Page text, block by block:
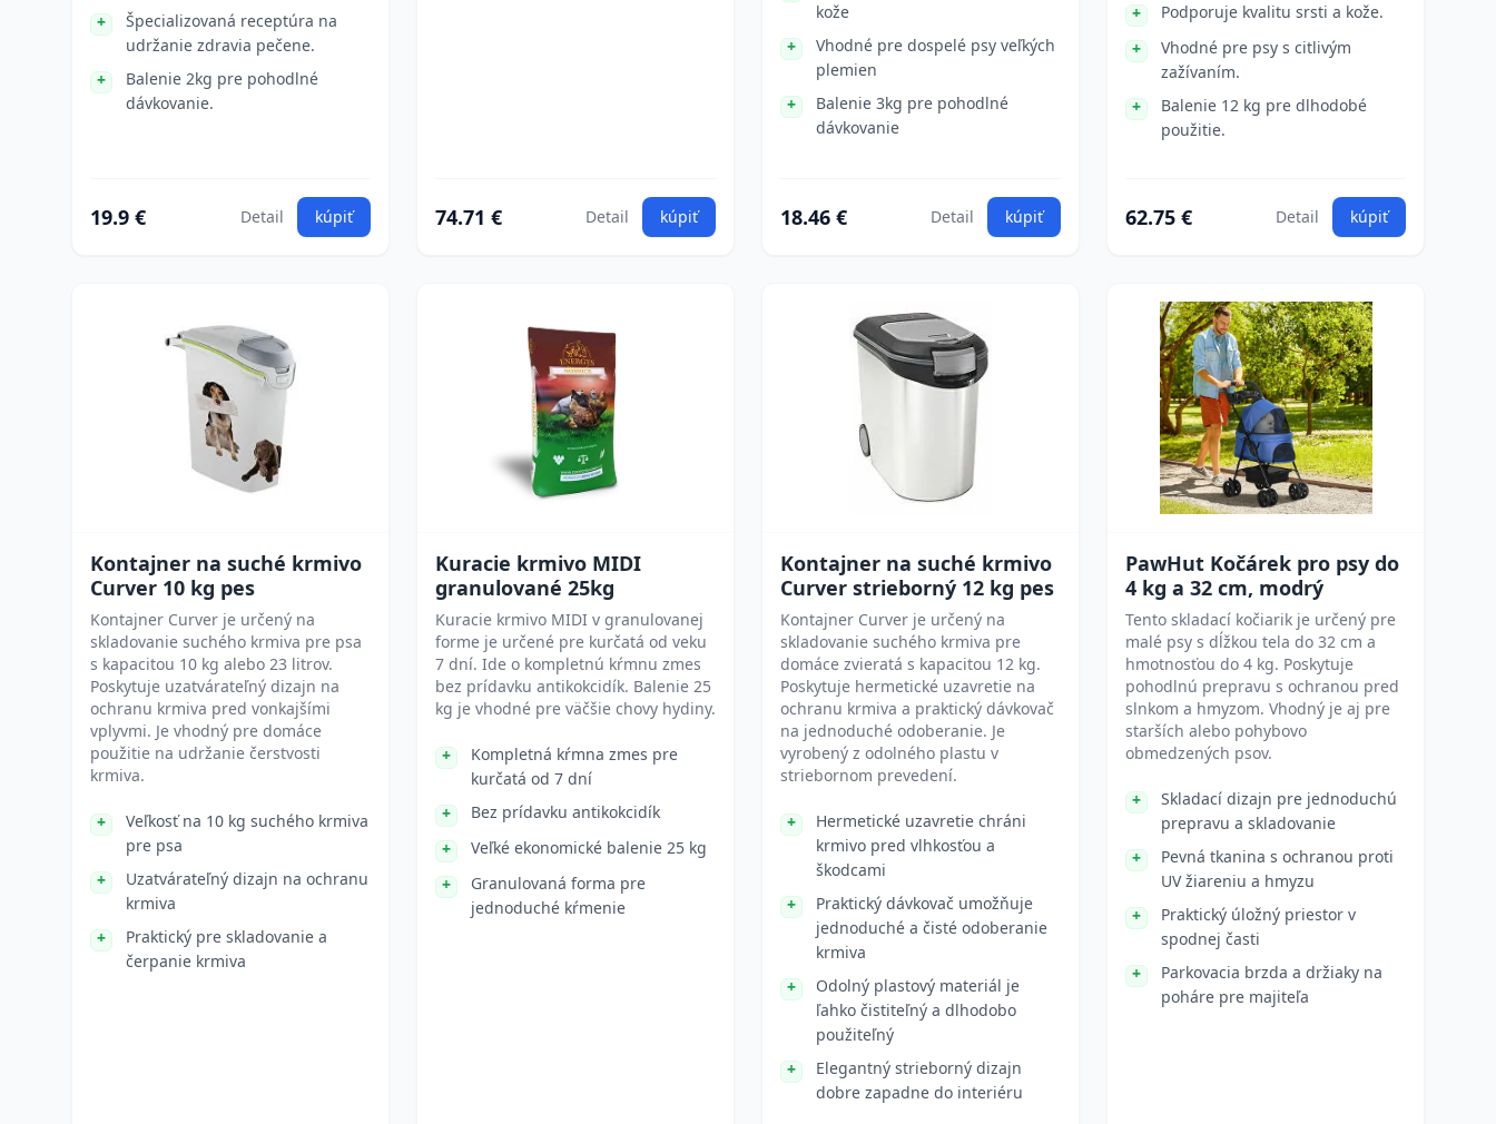
Špecializovaná receptúra na
udržanie zdravia pečene.
Balenie 2kg pre pohodlné
dávkovanie.
19.9 € Detail kúpiť 74.71 € Detail kúpiť
kože
Vhodné pre dospelé psy veľkých
plemien
Balenie 3kg pre pohodlné
dávkovanie
18.46 € Detail kúpiť
Podporuje kvalitu srsti a kože.
Vhodné pre psy s citlivým
zažívaním.
Balenie 12 kg pre dlhodobé
použitie.
62.75 € Detail kúpiť
Kontajner na suché krmivo
Curver 10 kg pes
Kontajner Curver je určený na
skladovanie suchého krmiva pre psa
s kapacitou 10 kg alebo 23 litrov.
Poskytuje uzatvárateľný dizajn na
ochranu krmiva pred vonkajšími
vplyvmi. Je vhodný pre domáce
použitie na udržanie čerstvosti
krmiva.
Veľkosť na 10 kg suchého krmiva
pre psa
Uzatvárateľný dizajn na ochranu
krmiva
Praktický pre skladovanie a
čerpanie krmiva
Kuracie krmivo MIDI
granulované 25kg
Kuracie krmivo MIDI v granulovanej
forme je určené pre kurčatá od veku
7 dní. Ide o kompletnú kŕmnu zmes
bez prídavku antikokcidík. Balenie 25
kg je vhodné pre väčšie chovy hydiny.
Kompletná kŕmna zmes pre
kurčatá od 7 dní
Bez prídavku antikokcidík
Veľké ekonomické balenie 25 kg
Granulovaná forma pre
jednoduché kŕmenie
Kontajner na suché krmivo
Curver strieborný 12 kg pes
Kontajner Curver je určený na
skladovanie suchého krmiva pre
domáce zvieratá s kapacitou 12 kg.
Poskytuje hermetické uzavretie na
ochranu krmiva a praktický dávkovač
na jednoduché odoberanie. Je
vyrobený z odolného plastu v
striebornom prevedení.
Hermetické uzavretie chráni
krmivo pred vlhkosťou a
škodcami
Praktický dávkovač umožňuje
jednoduché a čisté odoberanie
krmiva
Odolný plastový materiál je
ľahko čistiteľný a dlhodobo
použiteľný
Elegantný strieborný dizajn
dobre zapadne do interiéru
PawHut Kočárek pro psy do
4 kg a 32 cm, modrý
Tento skladací kočiarik je určený pre
malé psy s dĺžkou tela do 32 cm a
hmotnosťou do 4 kg. Poskytuje
pohodlnú prepravu s ochranou pred
slnkom a hmyzom. Vhodný je aj pre
starších alebo pohybovo
obmedzených psov.
Skladací dizajn pre jednoduchú
prepravu a skladovanie
Pevná tkanina s ochranou proti
UV žiareniu a hmyzu
Praktický úložný priestor v
spodnej časti
Parkovacia brzda a držiaky na
poháre pre majiteľa